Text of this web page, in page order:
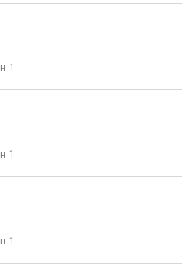
1
1
1